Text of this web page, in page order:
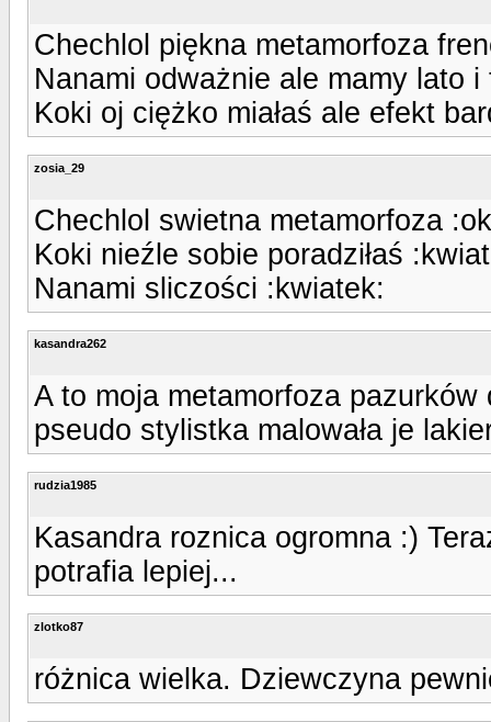
Chechlol piękna metamorfoza
Nanami odważnie ale mamy lato
Koki oj ciężko miałaś ale efekt
zosia_29
Chechlol swietna metamorfoza
Koki nieźle sobie poradziłaś
Nanami sliczości :kwiatek:
kasandra262
A to moja metamorfoza
pseudo stylistka malowała je
rudzia1985
Kasandra roznica ogromna :)
potrafia lepiej...
zlotko87
różnica wielka. Dziewczyna